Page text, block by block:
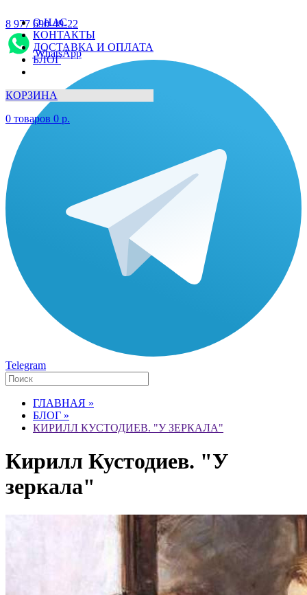
О НАС
КОНТАКТЫ
ДОСТАВКА И ОПЛАТА
БЛОГ
КОРЗИНА
0 товаров 0 р.
8 977 690-49-22
WhatsApp
Telegram
ГЛАВНАЯ »
БЛОГ »
КИРИЛЛ КУСТОДИЕВ. "У ЗЕРКАЛА"
Кирилл Кустодиев. "У
зеркала"